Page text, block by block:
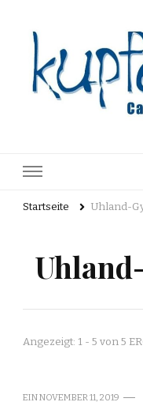
Startseite Uhland-
Angezeigt: 1 - 5 von 5
EINNOVEMBER 11, 2019